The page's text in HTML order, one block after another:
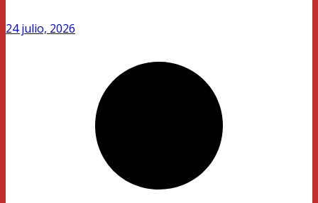
24 julio, 2026